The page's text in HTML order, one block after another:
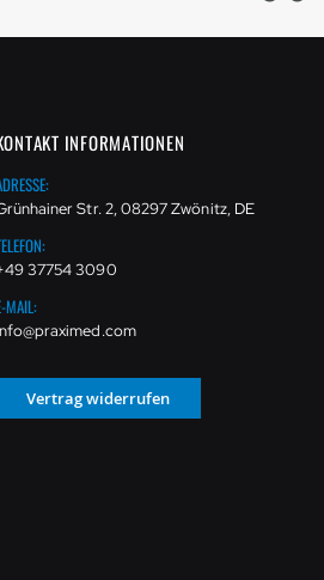
INFORMATIONEN
Str. 2, 08297 Zwönitz, DE
37754 3090
MAIL:
Vertrag widerrufen